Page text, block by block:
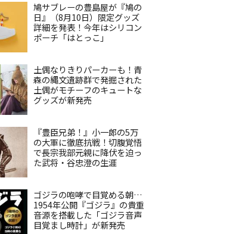
鳩サブレーの豊島屋が『鳩の
日』（8月10日）限定グッズ
詳細を発表！今年はシリコン
ポーチ「はとっこ」
土偶なりきりパーカーも！青
森の縄文遺跡群で発掘された
土偶がモチーフのキュートな
グッズが新発売
『豊臣兄弟！』小一郎の5万
の大軍に徹底抗戦！切腹覚悟
で長宗我部元親に降伏を迫っ
た武将・谷忠澄の生涯
ゴジラの咆哮で目覚める朝…
1954年公開『ゴジラ』の貴重
音源を搭載した「ゴジラ音声
目覚まし時計」が新発売